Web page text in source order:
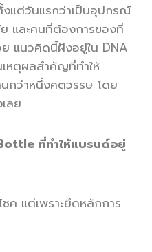
แต่วันแรกว่าเป็นอุปกรณ์
และคนที่ต้องการของที่
แนวคิดนี้ฝังอยู่ใน DNA
หตุผลสำคัญที่ทำให้
กว่าหนึ่งศตวรรษ โดย
ลย
ที่ทำให้แบรนด์อยู่
ชค แต่เพราะยึดหลักการ